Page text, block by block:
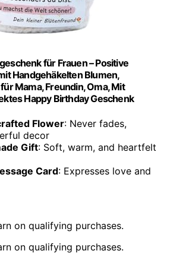
für Frauen – Positive
Handgehäkelten Blumen,
Mama, Freundin, Oma, Mit
Happy Birthday Geschenk
Flower: Never fades,
decor
Gift: Soft, warm, and heartfelt
Card: Expresses love and
on qualifying purchases.
on qualifying purchases.